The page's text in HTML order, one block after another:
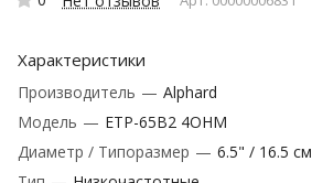
Характеристики
Производитель — Alphard
Модель — ETP-65B2 4OHM
Диаметр / Типоразмер — 6.5" / 16.5 см